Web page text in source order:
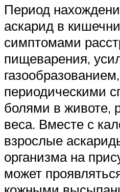
Период
аскарид в
симптомами
пищеварения,
газообразованием,
периодическими
болями в животе,
веса. Вместе с
взрослые
организма на
может